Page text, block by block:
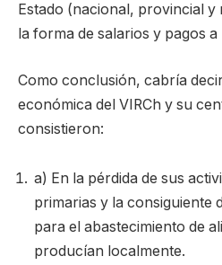
Estado (nacional, provincial y
la forma de salarios y pagos
Como conclusión, cabría
económica del VIRCh y su
consistieron:
a) En la pérdida de sus
primarias y la consiguiente
para el abastecimiento de
producían localmente.